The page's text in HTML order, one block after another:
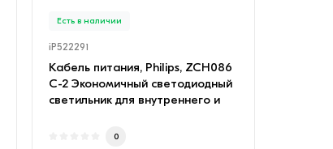
Есть в наличии
iP522291
Кабель питания, Philips, ZCH086
C-2 Экономичный светодиодный
светильник для внутреннего и
0